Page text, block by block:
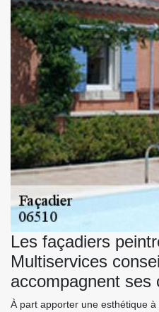
Les façadiers
Multiservices
accompagnent ses
À part apporter une esthétique